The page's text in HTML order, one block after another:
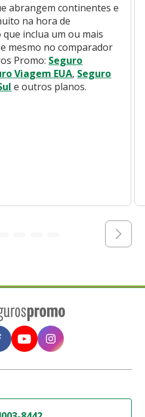
abrangem continentes e
na hora de
inclua um ou mais
mesmo no comparador
Promo: Seguro
Viagem EUA, Seguro
e outros planos.